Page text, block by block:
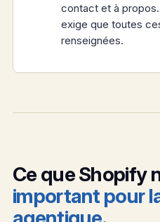
contact et à
exige que toutes
renseignées.
Ce que Shopify
important pour